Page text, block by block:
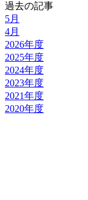
過去の記事
5月
4月
2026年度
2025年度
2024年度
2023年度
2021年度
2020年度